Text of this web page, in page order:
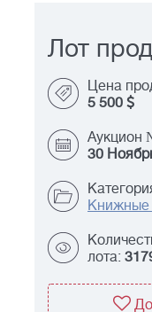
Лот
Цена
5 500
Аукцион
30
Книжные
лота: